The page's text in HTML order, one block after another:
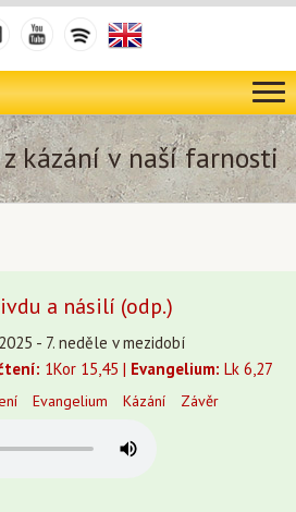
kázání v naší farnosti
a násilí (odp.)
- 7. neděle v mezidobí
1Kor 15,45 | Evangelium: Lk 6,27
Evangelium Kázání Závěr